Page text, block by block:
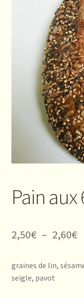
Pain aux
2,50€ – 2,60€
graines de lin,
seigle, pavot